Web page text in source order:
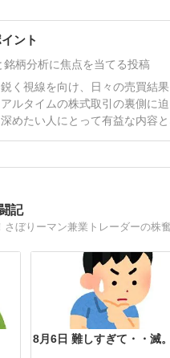
ント
銘柄分析に焦点を当てる投稿
く視線を向け、日々の売買結
ルタイムの株式取引の裏側に
めたい人にとって有益な内容
記
8月6日 難しすぎて・・滅